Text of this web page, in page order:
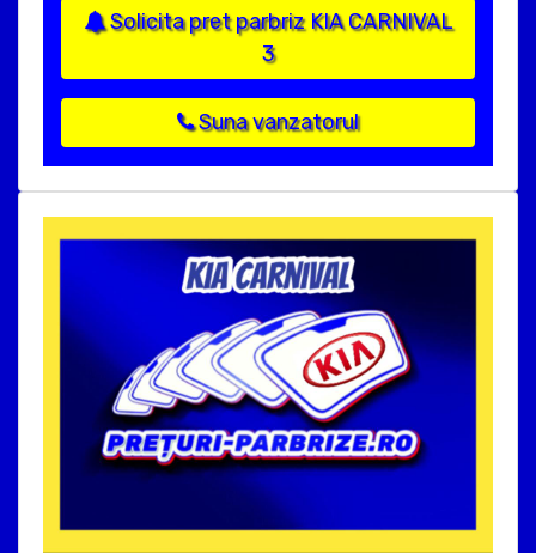
Solicita pret parbriz KIA CARNIVAL
3
Suna vanzatorul